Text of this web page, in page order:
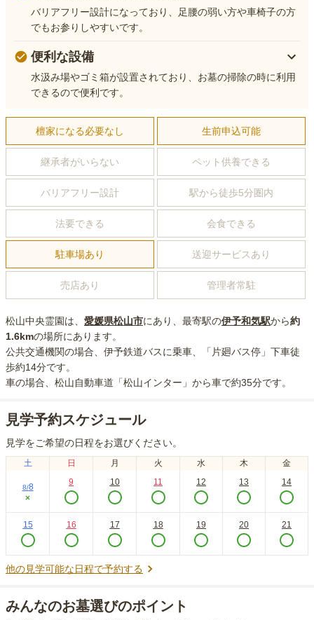
バリアフリー設計になっており、足腰の弱い方や車椅子の方
でもお参りしやすいです。
便利な設備
水汲み場やゴミ箱が設置されており、お墓の掃除の時に利用
できるので便利です。
檀家になる必要なし 生前申込可能
継承者がいらない ペット供養できる
バリアフリー設計 駅から徒歩5分圏内
法要できる 会食できる
駐車場あり 送迎サービスあり
売店あり 管理者常駐
松山中央霊園は、 愛媛県松山市にあり 、最寄駅の伊予和気駅から約
1.6kmの場所にあり ます。
公共交通機関の場合、伊予鉄道バスに乗車、「片廻バス停」下車徒
歩約14分です。
車の場合、松山自動車道「松山インター」から車で約35分です。
見学予約スケジュール
見学をご希望の日程をお選びください。
土 日 月 火 水 木 金
8/8
×
9 10 11 12 13 14
15 16 17 18 19 20 21
他の見学可能な日程で予約する
みんなのお墓選びのポイント